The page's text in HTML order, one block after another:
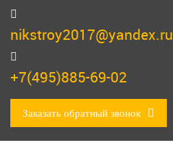
nikstroy2017@yandex.ru
+7(495)885-69-02
Заказать обратный звонок